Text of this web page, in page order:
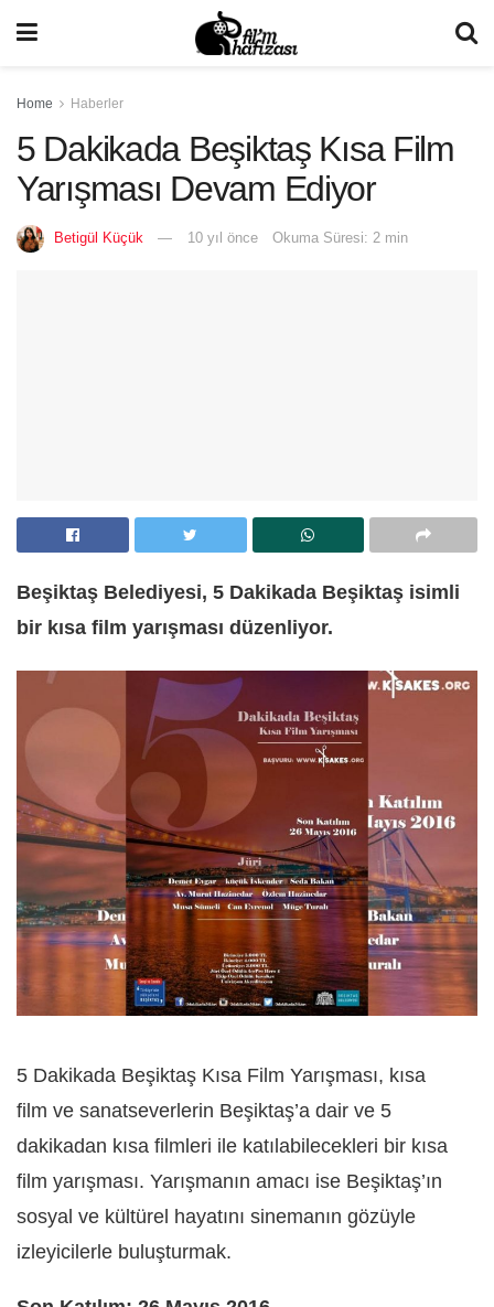
Home Haberler
5 Dakikada Beşiktaş Kısa Film
Yarışması Devam Ediyor
Betigül Küçük 10 yıl önce Okuma Süresi: 2 min
Beşiktaş Belediyesi, 5 Dakikada Beşiktaş isimli
bir kısa film yarışması düzenliyor.
5 Dakikada Beşiktaş Kısa Film Yarışması, kısa
film ve sanatseverlerin Beşiktaş’a dair ve 5
dakikadan kısa filmleri ile katılabilecekleri bir kısa
film yarışması. Yarışmanın amacı ise Beşiktaş’ın
sosyal ve kültürel hayatını sinemanın gözüyle
izleyicilerle buluşturmak.